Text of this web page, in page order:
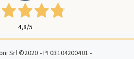
4,8/5
Srl ©2020 - PI 03104200401 -